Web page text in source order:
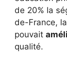
de 20% la
de-France,
pouvait
qualité.